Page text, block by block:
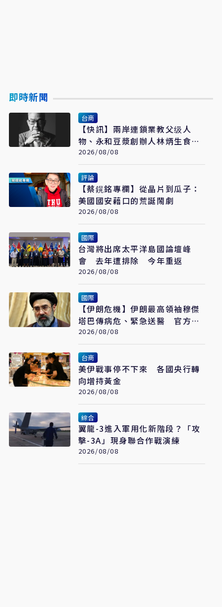
即時新聞
台商
【快訊】兩岸連鎖業教父级人
物、永和豆漿創辦人林炳生食道
癌病逝 享年70歲
2026/08/08
評論
【蔡鎤銘專欄】從晶片到瓜子：
美國國安藉口的荒誕鬧劇
2026/08/08
國際
台灣將出席太平洋島國論壇峰
會 去年遭排除 今年重返
2026/08/08
國際
【伊朗危機】伊朗最高領袖穆傑
塔巴傳病危、緊急送醫 官方未
證實
2026/08/08
台商
美伊戰事停不下來 各國央行轉
向增持黃金
2026/08/08
綜合
翼龍-3進入軍用化新階段？「攻
擊-3A」現身聯合作戰演練
2026/08/08